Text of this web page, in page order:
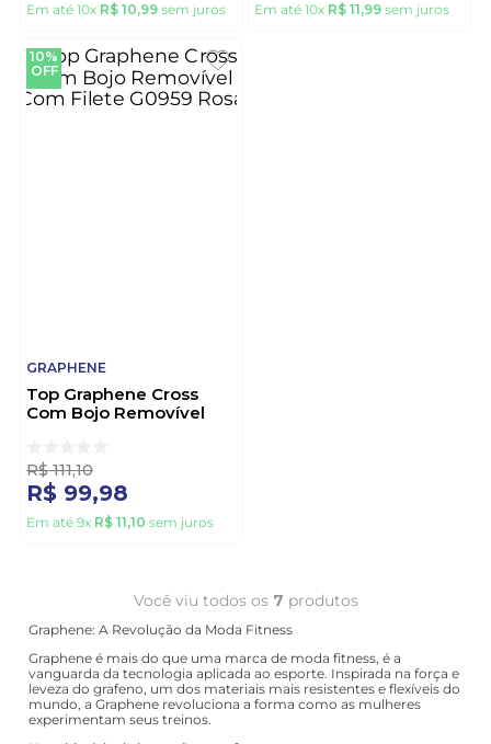
Em até 10x R$ 10,99 sem juros Em até 10x R$ 11,99 sem juros
10%
OFF
GRAPHENE
Top Graphene Cross
Com Bojo Removível
R$ 111,10
R$ 99,98
Em até 9x R$ 11,10 sem juros
Você viu todos os 7 produtos
Graphene: A Revolução da Moda Fitness
Graphene é mais do que uma marca de moda fitness, é a
vanguarda da tecnologia aplicada ao esporte. Inspirada na força e
leveza do grafeno, um dos materiais mais resistentes e flexíveis do
mundo, a Graphene revoluciona a forma como as mulheres
experimentam seus treinos.